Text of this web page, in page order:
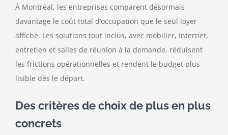
À Montréal, les entreprises comparent désormais
davantage le coût total d’occupation que le seul loyer
affiché. Les solutions tout inclus, avec mobilier, Internet,
entretien et salles de réunion à la demande, réduisent
les frictions opérationnelles et rendent le budget plus
lisible dès le départ.
Des critères de choix de plus en plus
concrets